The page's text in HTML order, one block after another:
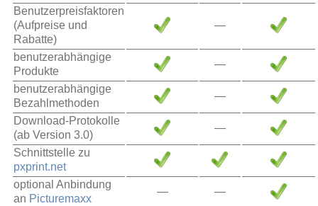
Benutzerpreisfaktoren
(Aufpreise und
Rabatte)
—
benutzerabhängige
Produkte
—
benutzerabhängige
Bezahlmethoden
—
Download-Protokolle
(ab Version 3.0)
—
Schnittstelle zu
pxprint.net
optional Anbindung
an Picturemaxx
— —